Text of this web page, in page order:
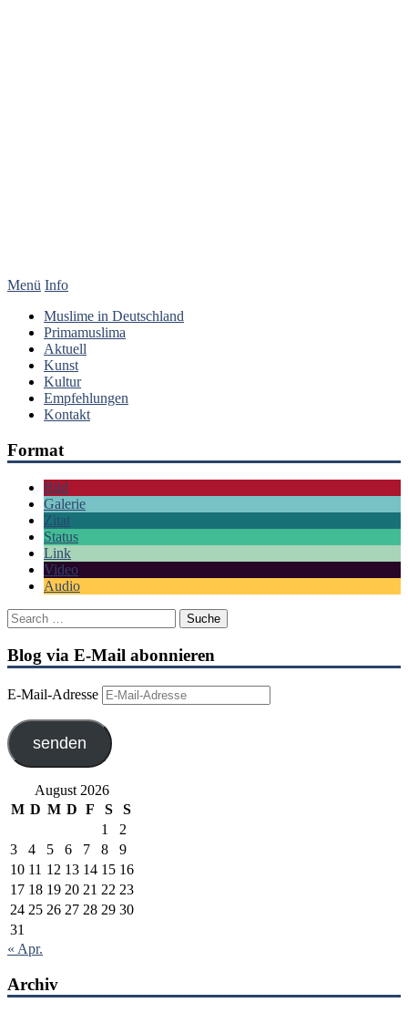
Menü Info
Muslime in Deutschland
Primamuslima
Aktuell
Kunst
Kultur
Empfehlungen
Kontakt
Format
Bild
Galerie
Zitat
Status
Link
Video
Audio
Blog via E-Mail abonnieren
E-Mail-Adresse
senden
August 2026
M D M D F S
S
1
2
3
4 5 6 7 8
9
10 11 12 13 14 15 16
17 18 19 20 21 22 23
24 25 26 27 28 29 30
31
« Apr.
Archiv